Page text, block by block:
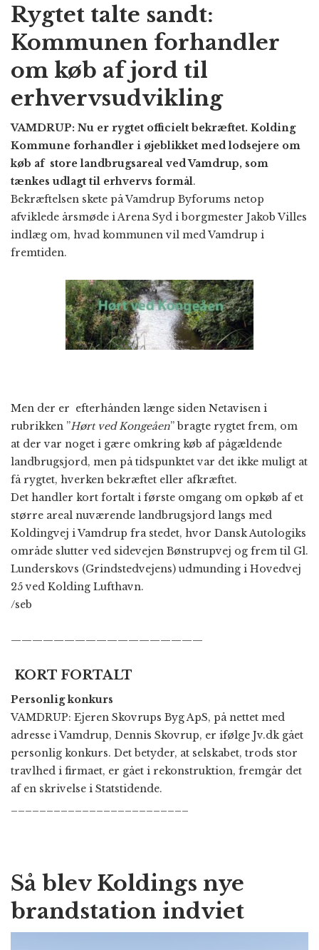
Rygtet talte sandt:
Kommunen forhandler
om køb af jord til
erhvervsudvikling
VAMDRUP: Nu er rygtet officielt bekræftet. Kolding
Kommune forhandler i øjeblikket med lodsejere om
køb af store landbrugsareal ved Vamdrup, som
tænkes udlagt til erhvervs formål.
Bekræftelsen skete på Vamdrup Byforums netop
afviklede årsmøde i Arena Syd i borgmester Jakob Villes
indlæg om, hvad kommunen vil med Vamdrup i
fremtiden.
Men der er efterhånden længe siden Netavisen i
rubrikken ”Hørt ved Kongeåen” bragte rygtet frem, om
at der var noget i gære omkring køb af pågældende
landbrugsjord, men på tidspunktet var det ikke muligt at
få rygtet, hverken bekræftet eller afkræftet.
Det handler kort fortalt i første omgang om opkøb af et
større areal nuværende landbrugsjord langs med
Koldingvej i Vamdrup fra stedet, hvor Dansk Autologiks
område slutter ved sidevejen Bønstrupvej og frem til Gl.
Lunderskovs (Grindstedvejens) udmunding i Hovedvej
25 ved Kolding Lufthavn.
/seb
——————————————————
KORT FORTALT
Personlig konkurs
VAMDRUP: Ejeren Skovrups Byg ApS, på nettet med
adresse i Vamdrup, Dennis Skovrup, er ifølge Jv.dk gået
personlig konkurs. Det betyder, at selskabet, trods stor
travlhed i firmaet, er gået i rekonstruktion, fremgår det
af en skrivelse i Statstidende.
Så blev Koldings nye
brandstation indviet